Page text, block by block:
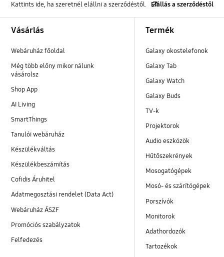
Kattints ide, ha szeretnél elállni a szerződéstől. Elállás a szerződéstől
Vásárlás
Webáruház főoldal
Még több előny mikor nálunk
vásárolsz
Shop App
AI Living
SmartThings
Tanulói webáruház
Készülékváltás
Készülékbeszámítás
Cofidis Áruhitel
Adatmegosztási rendelet (Data Act)
Webáruház ÁSZF
Promóciós szabályzatok
Felfedezés
Termék
Galaxy okostelefonok
Galaxy Tab
Galaxy Watch
Galaxy Buds
TV-k
Projektorok
Audio eszközök
Hűtőszekrények
Mosogatógépek
Mosó- és szárítógépek
Porszívók
Monitorok
Adathordozók
Tartozékok